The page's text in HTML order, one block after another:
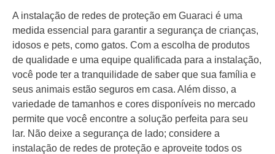
A instalação de redes de proteção em Guaraci é uma
medida essencial para garantir a segurança de crianças,
idosos e pets, como gatos. Com a escolha de produtos
de qualidade e uma equipe qualificada para a instalação,
você pode ter a tranquilidade de saber que sua família e
seus animais estão seguros em casa. Além disso, a
variedade de tamanhos e cores disponíveis no mercado
permite que você encontre a solução perfeita para seu
lar. Não deixe a segurança de lado; considere a
instalação de redes de proteção e aproveite todos os